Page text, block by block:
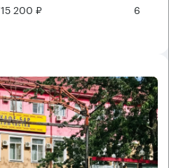
200 ₽ 6